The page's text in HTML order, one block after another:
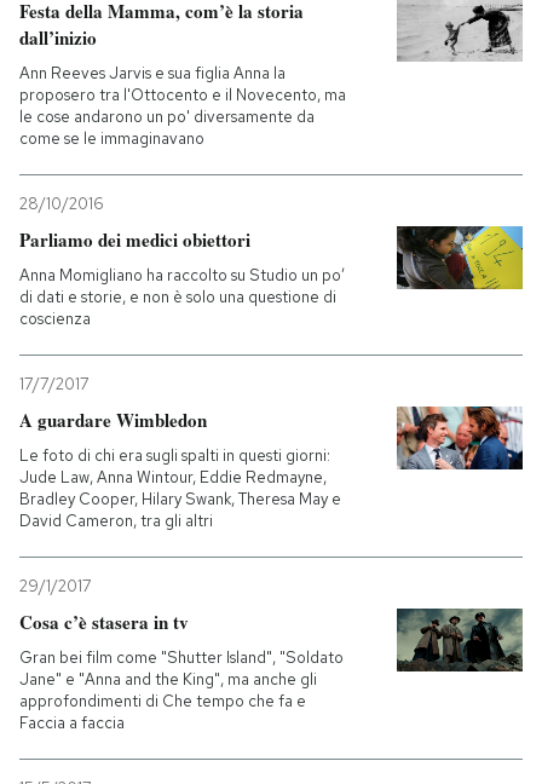
Festa della Mamma, com’è la storia
dall’inizio
Ann Reeves Jarvis e sua figlia Anna la
proposero tra l'Ottocento e il Novecento, ma
le cose andarono un po' diversamente da
come se le immaginavano
28/10/2016
Parliamo dei medici obiettori
Anna Momigliano ha raccolto su Studio un po’
di dati e storie, e non è solo una questione di
coscienza
17/7/2017
A guardare Wimbledon
Le foto di chi era sugli spalti in questi giorni:
Jude Law, Anna Wintour, Eddie Redmayne,
Bradley Cooper, Hilary Swank, Theresa May e
David Cameron, tra gli altri
29/1/2017
Cosa c’è stasera in tv
Gran bei film come "Shutter Island", "Soldato
Jane" e "Anna and the King", ma anche gli
approfondimenti di Che tempo che fa e
Faccia a faccia